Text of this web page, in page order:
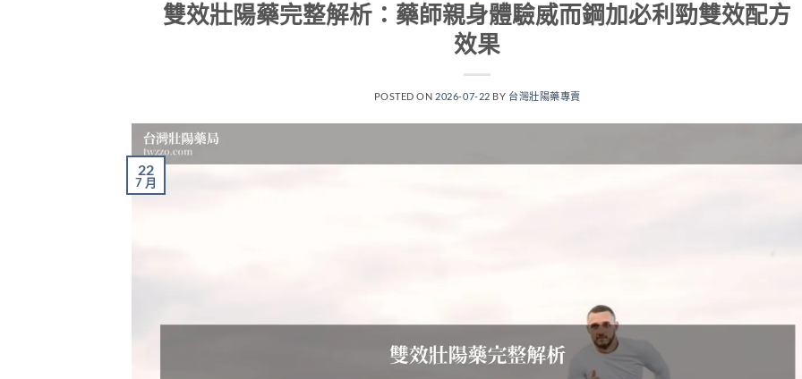
雙效壯陽藥完整解析：藥師親身體驗威而鋼加必利勁雙效配方
效果
POSTED ON 2026-07-22 BY 台灣壯陽藥專賣
22
7 月